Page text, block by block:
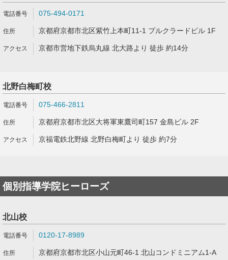
075-494-0171
京都府京都市北区紫竹上本町11-1 プルクラードビル 1F
京都市営地下鉄烏丸線 北大路より 徒歩 約14分
北野白梅町校
075-466-2811
京都府京都市北区大将軍東鷹司町157 金島ビル 2F
京福電鉄北野線 北野白梅町より 徒歩 約7分
個別指導学院ヒーローズ
北山校
0120-17-8989
京都府京都市北区小山元町46-1 北山コンドミニアム1-A